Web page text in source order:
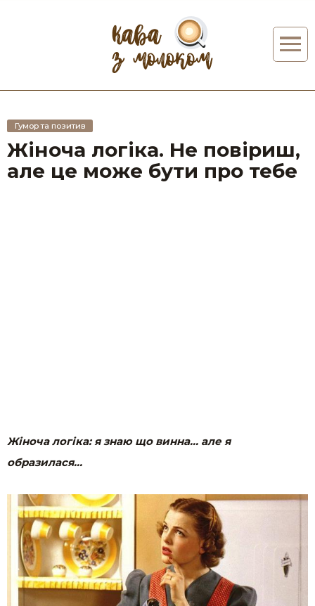
Гумор та позитив
Жіноча логіка. Не повіриш,
але це може бути про тебе
Жіноча логіка: я знаю що винна… але я
образилася…